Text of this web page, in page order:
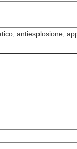
antiesplosione,